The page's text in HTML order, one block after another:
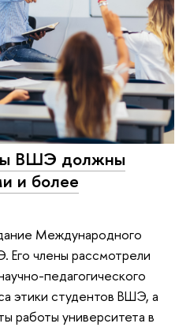
ВШЭ должны
и более
Международного
Его члены рассмотрели
педагогического
этики студентов ВШЭ, а
работы университета в